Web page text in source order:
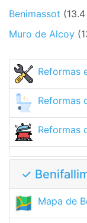
Benimassot
Muro de Alcoy
Reformas
Reformas
Reformas
✓
Mapa de